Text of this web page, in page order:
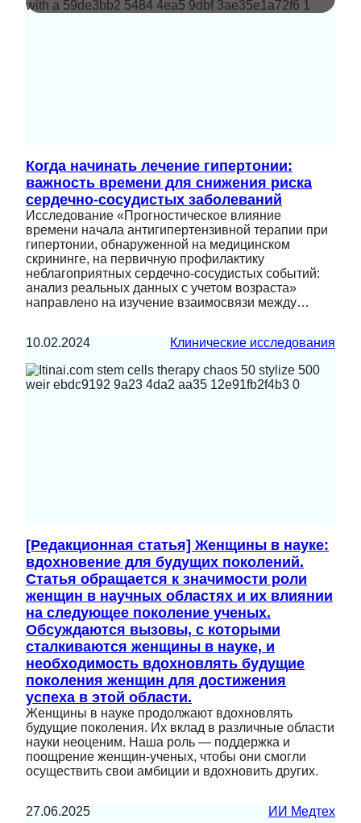
Когда начинать лечение гипертонии:
важность времени для снижения риска
сердечно-сосудистых заболеваний
Исследование «Прогностическое влияние
времени начала антигипертензивной терапии при
гипертонии, обнаруженной на медицинском
скрининге, на первичную профилактику
неблагоприятных сердечно-сосудистых событий:
анализ реальных данных с учетом возраста»
направлено на изучение взаимосвязи между…
10.02.2024 Клинические исследования
[Редакционная статья] Женщины в науке:
вдохновение для будущих поколений.
Статья обращается к значимости роли
женщин в научных областях и их влиянии
на следующее поколение ученых.
Обсуждаются вызовы, с которыми
сталкиваются женщины в науке, и
необходимость вдохновлять будущие
поколения женщин для достижения
успеха в этой области.
Женщины в науке продолжают вдохновлять
будущие поколения. Их вклад в различные области
науки неоценим. Наша роль — поддержка и
поощрение женщин-ученых, чтобы они смогли
осуществить свои амбиции и вдохновить других.
27.06.2025 ИИ Медтех